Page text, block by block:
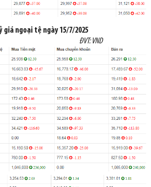
giá ngoại tệngày15/7/2025
VND